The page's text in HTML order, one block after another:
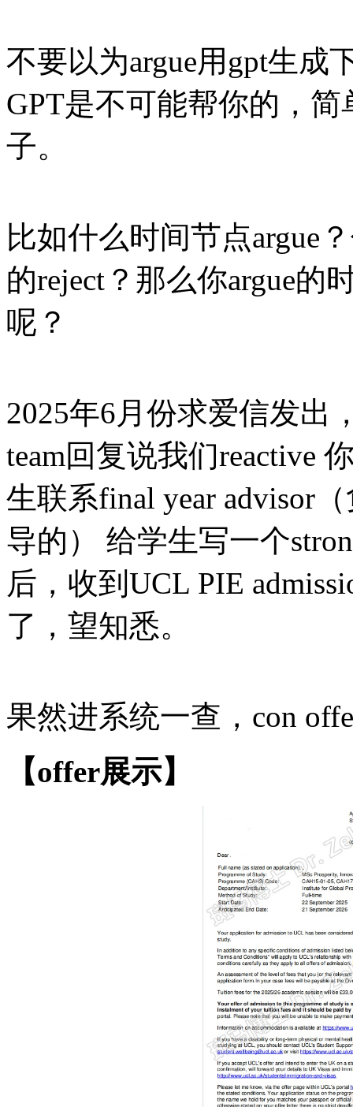
不要以为argue用gpt生成
GPT是不可能帮你的，
子。
比如什么时间节点argue
的reject？那么你argue的
呢？
2025年6月份求爱信发出
team回复说我们reactive
生联系final year advisor
导的） 给学生写一个
后，收到UCL PIE
了，望知悉。
果然进系统一查， con
【offer展示】